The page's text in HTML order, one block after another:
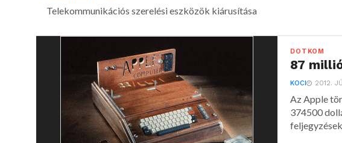
Telekommunikációs szerelési eszközök kiárusítása
DOTKOM
87
KOCI 2012.
Az Apple
374500